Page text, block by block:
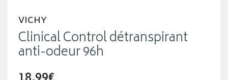
VICHY
Clinical Control détranspirant
anti-odeur 96h